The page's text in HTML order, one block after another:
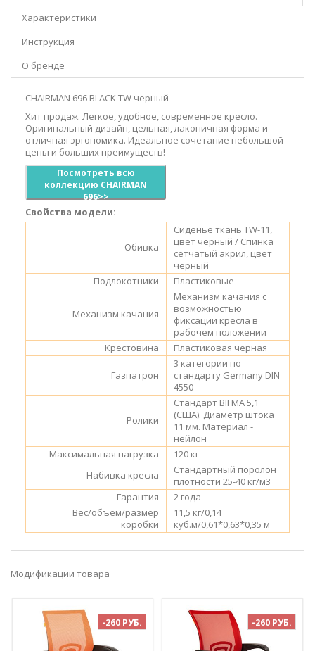
Характеристики
Инструкция
О бренде
CHAIRMAN 696 BLACK TW черный
Хит продаж. Легкое, удобное, современное кресло.
Оригинальный дизайн, цельная, лаконичная форма и
отличная эргономика. Идеальное сочетание небольшой
цены и больших преимуществ!
Посмотреть всю
коллекцию CHAIRMAN
696>>
Свойства модели:
Обивка
Сиденье ткань TW-11,
цвет черный / Спинка
сетчатый акрил, цвет
черный
Подлокотники
Пластиковые
Механизм качания
Механизм качания с
возможностью
фиксации кресла в
рабочем положении
Крестовина
Пластиковая черная
Газпатрон
3 категории по
стандарту Germany DIN
4550
Ролики
Стандарт BIFMA 5,1
(США). Диаметр штока
11 мм. Материал -
нейлон
Максимальная нагрузка
120 кг
Набивка кресла
Стандартный поролон
плотности 25-40 кг/м3
Гарантия
2 года
Вес/объем/размер
коробки
11,5 кг/0,14
куб.м/0,61*0,63*0,35 м
Модификации товара
-260 РУБ. -260 РУБ.